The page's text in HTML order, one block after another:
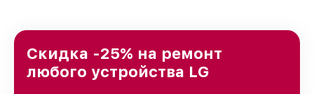
Скидка -25% на ремонт
любого устройства LG